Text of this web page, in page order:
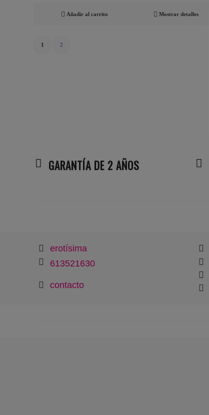
Añadir al carrito Mostrar detalles
1 2
GARANTÍA DE 2 AÑOS
erotísima
613521630
contacto